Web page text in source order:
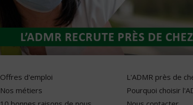
Offres d'emploi
Nos métiers
L'ADMR près de
Pourquoi choisir